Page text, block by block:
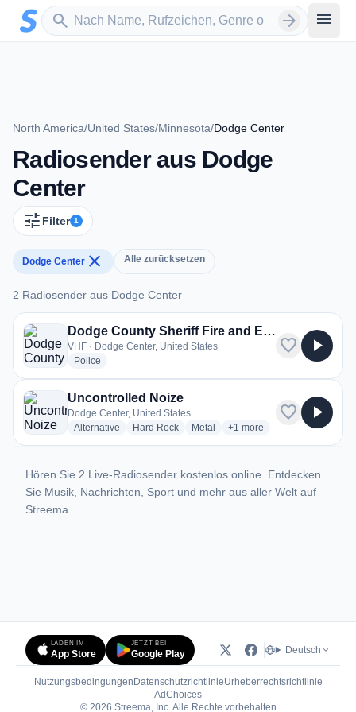
Zum Hauptinhalt springen
search
Sender suchen arrow_forward menu
North America/United States/Minnesota/Dodge Center
Radiosender aus Dodge
Center
tune Filter 1
Dodge Center close Alle zurücksetzen
2 Radiosender aus Dodge Center
2 Radiosender aus Dodge Center
Dodge County Sheriff Fire and EMS
VHF · Dodge Center, United States
Police
favorite play_arrow
Uncontrolled Noize
Dodge Center, United States
Alternative radio stations
Hard Rockradio stations
Metal radio stations
+1 more genres for
more
favorite play_arrow
Hören Sie 2 Live-Radiosender kostenlos online. Entdecken
Sie Musik, Nachrichten, Sport und mehr aus aller Welt auf
Streema.
LADEN IM
App Store
JETZT BEI
Google Play Deutsch
Nutzungsbedingungen DatenschutzrichtlinieUrheberrechtsrichtlinie
AdChoices(öffnet in neuem Tab)
© 2026 Streema, Inc. Alle Rechte vorbehalten